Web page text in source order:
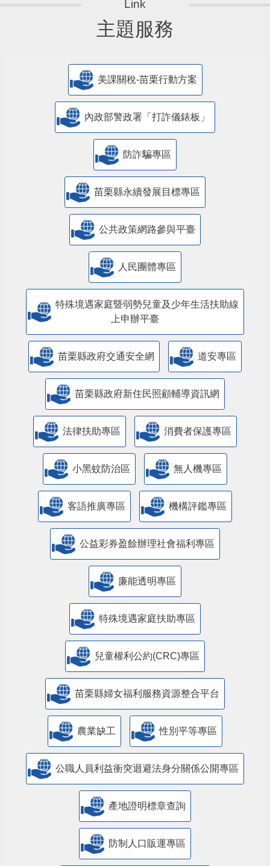
主題服務
美課關稅-苗栗行動方案
內政部警政署「打詐儀錶板」
防詐騙專區
苗栗縣永續發展目標專區
公共政策網路參與平臺
人民團體專區
特殊境遇家庭暨弱勢兒童及少年生活扶助線
上申辦平臺
苗栗縣政府交通安全網 道安專區
苗栗縣政府新住民照顧輔導資訊網
法律扶助專區 消費者保護專區
小黑蚊防治區 無人機專區
客語推廣專區 機構評鑑專區
公益彩券盈餘辦理社會福利專區
廉能透明專區
特殊境遇家庭扶助專區
兒童權利公約(CRC)專區
苗栗縣婦女福利服務資源整合平台
農業缺工 性別平等專區
公職人員利益衝突迴避法身分關係公開專區
產地證明標章查詢
防制人口販運專區